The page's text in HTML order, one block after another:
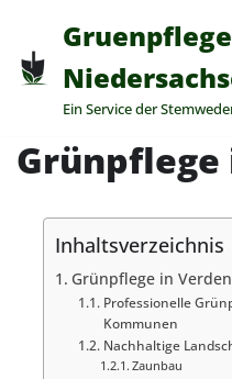
Zum
Inhalt
springen
Gruenpflege
Ein Service der
Grünpflege
Inhaltsverzeichnis
Grünpflege in Verden
Professionelle
Kommunen
Nachhaltige
Zaunbau